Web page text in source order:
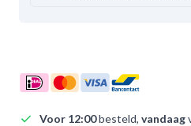
Voor 12:00besteld, vandaag